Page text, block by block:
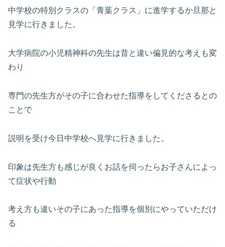
中学校の特別クラスの「青葉クラス」に進学するか旦那と
見学に行きました。
大学病院の小児精神科の先生は昔と違い偏見的な考えも変
わり
専門の先生方がその子に合わせた指導をしてくださるとの
ことで
説明を受け今日中学校へ見学に行きました。
印象は先生方も感じが良くお話を伺ったらお子さんによっ
て症状や行動
考え方も違いその子にあった指導を個別にやっていただけ
る